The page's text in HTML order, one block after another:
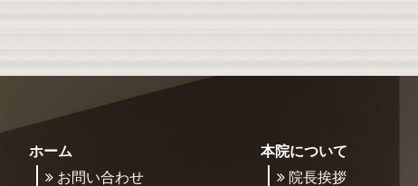
ホーム
お問い合わせ
本院について
院長挨拶